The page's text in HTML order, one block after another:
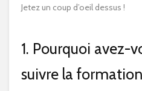
Jetez un coup d’oeil dessus !
1. Pourquoi avez-
suivre la formation